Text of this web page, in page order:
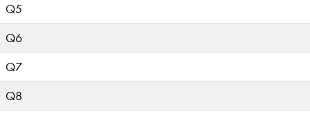
Q5
Q6
Q7
Q8